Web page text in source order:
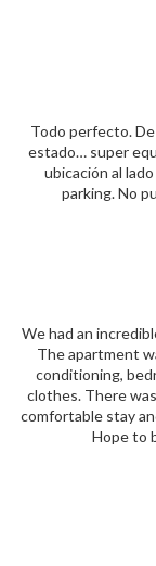
Todo perfecto.
estado… super
ubicación al
parking. No
We had an
The apartment
conditioning,
clothes. There
comfortable stay
Hope to